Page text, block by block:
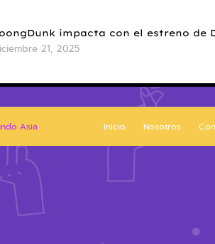
impacta con el estreno de
21, 2025
Inicio Nosotros
Asia